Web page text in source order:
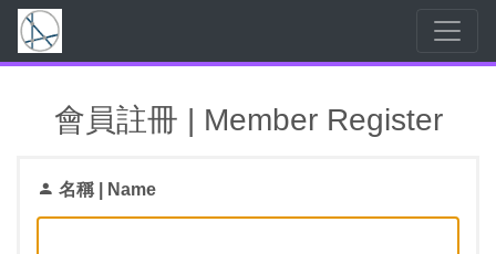
會員註冊 | Member Register
名稱 | Name